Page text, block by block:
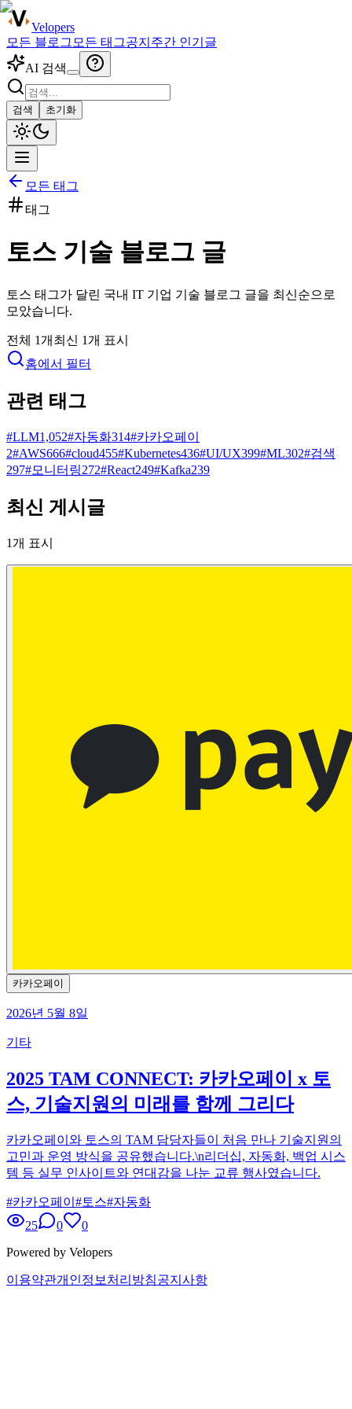
Velopers
모든 블로그 모든 태그공지 주간 인기글
AI 검색
검색 초기화
모든 태그
태그
토스 기술 블로그 글
토스 태그가 달린 국내 IT 기업 기술 블로그 글을 최신순으로
모았습니다.
전체 1개 최신 1개 표시
홈에서 필터
관련 태그
#LLM1,052#자동화314#카카오페이
2#AWS666#cloud455#Kubernetes436#UI/UX399#ML302#검색
297#모니터링272#React249#Kafka239
최신 게시글
1개 표시
카카오페이
2026년 5월 8일
기타
2025 TAM CONNECT: 카카오페이 x 토
스, 기술지원의 미래를 함께 그리다
카카오페이와 토스의 TAM 담당자들이 처음 만나 기술지원의
고민과 운영 방식을 공유했습니다.\n리더십, 자동화, 백업 시스
템 등 실무 인사이트와 연대감을 나눈 교류 행사였습니다.
#카카오페이 #토스#자동화
25
0
0
Powered by Velopers
이용약관개인정보처리방침공지사항